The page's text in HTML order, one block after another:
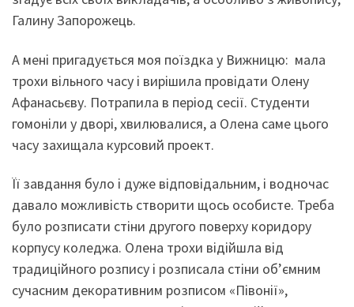
Галину Запорожець.
А мені пригадується моя поїздка у Вижницю: мала
трохи вільного часу і вирішила провідати Олену
Афанасьєву. Потрапила в період сесії. Студенти
гомоніли у дворі, хвилювалися, а Олена саме цього
часу захищала курсовий проект.
Її завдання було і дуже відповідальним, і водночас
давало можливість створити щось особисте. Треба
було розписати стіни другого поверху коридору
корпусу коледжа. Олена трохи відійшла від
традиційного розпису і розписала стіни об’ємним
сучасним декоративним розписом «Півонії»,